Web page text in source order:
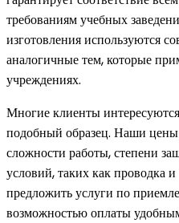
требованиям учебных
изготовления используются
аналогичные тем, которые
учреждениях.
Многие клиенты
подобный образец. Наши цены
сложности работы, степени
условий, таких как проводка
предложить услуги по
возможностью оплаты